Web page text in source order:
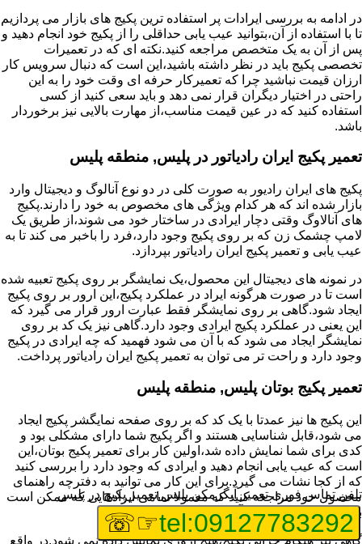
در ادامه به بررسی ایرادات پر استفاده ترین پکیج های بازار می پردازیم
تا با استفاده از آن،بتوانید عیب یابی حداقلی را از پکیج خود انجام دهید و
پس از آن به یک متخصص مراجعه کنید.نکته ای که در تعمیرات
تخصصی پکیج باید در نظر داشته باشید،این است که دنبال سرویس کار
ارزان قیمت نباشید چرا که تعمیرکار حرفه ای وقت خود را به این
راحتی در اختیار دیگران قرار نمی دهد و باید سعی کنید از کسی
استفاده کنید که در عین قیمت مناسب،از مهارت بالایی نیز برخوردار
باشد.
تعمیر پکیج ایران رادیاتور در پلیس, منطقه پلیس
پکیج های ایران رادیور به صورت کلی در دو نوع آنالوگ و دیجیتال وارد
بازار شده اند که هر کدام ویژگی های مخصوص به خود را دارند.پکیج
های آنالاوگ وقتی دچار ایرادی در ساختار خود می شوند،از طریق یک
لامپ چشمک زن که بر روی پکیج وجود دارد،فرد را باخبر می کند تا به
عیب یابی و تعمیر پکیج ایران رادیاتور بپردازد.
در نمونه های دیجیتال این محصول،یک نمایشگر بر روی پکیج تعبیه شده
است تا در صورت هرگونه ایراد در عملکرد پکیج،این ارور بر روی پکیج
ایجاد شود.گاهی بر روی نمایشگر فقط عبارت ارور قرار می گیرد که
این یعنی در عملکرد پکیج ایرادی وجود دارد.گاهی نیز یک کد بر روی
نمایشگر ایجاد می شود که با آن می شود فهمید که چه ایرادی در پکیج
وجود دارد و راحت تر می توان به تعمیر پکیج ایران رادیاتور پرداخت.
تعمیر پکیج بوتان پلیس, منطقه پلیس
این پکیج ها نیز عمدتا با یک کد که بر روی صفحه نمایگشر پکیج ایجاد
می شود،قابل شناسایی هستند و اگر پکیج شما دارای مشکلی بود و
کدی برای شما نمایش داده شد،اولین کار برای تعمیر پکیج بوتان،این
است که عیب یابی انجام دهید و ایرادی که وجود دارد را بررسی کنید
که از کجا نشات می گیرد.برای این کار می توانید به دفترچه راهنمای
محصول خود مراجعه کنید که معمولا تمامی ایرادهایی که ممکن است
برای پکیج پیش بیاید در آن قرار گرفته است.
گاهی نیز هنگام خرابی پکیج،هیچ اروری نمایش داده نمی شود.در واقع
تلفن تماس فوریتعمیر آبگرمکن پلیس,تعمیر پکیج در پلیس
tel:09127783292
☞☏